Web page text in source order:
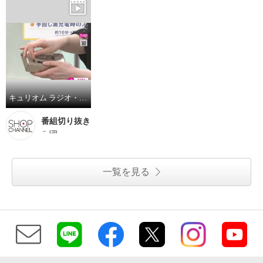
キュリオム ラジオ・ワンセグテレビ・モバイルバッテリー・ＬＥＤライト・サイレンの １台５役！ 手回し充電ワンセグテレビ ＪＹＴＭ−ＲＴＶ４３０
番組切り抜き
－ cm
一覧を見る